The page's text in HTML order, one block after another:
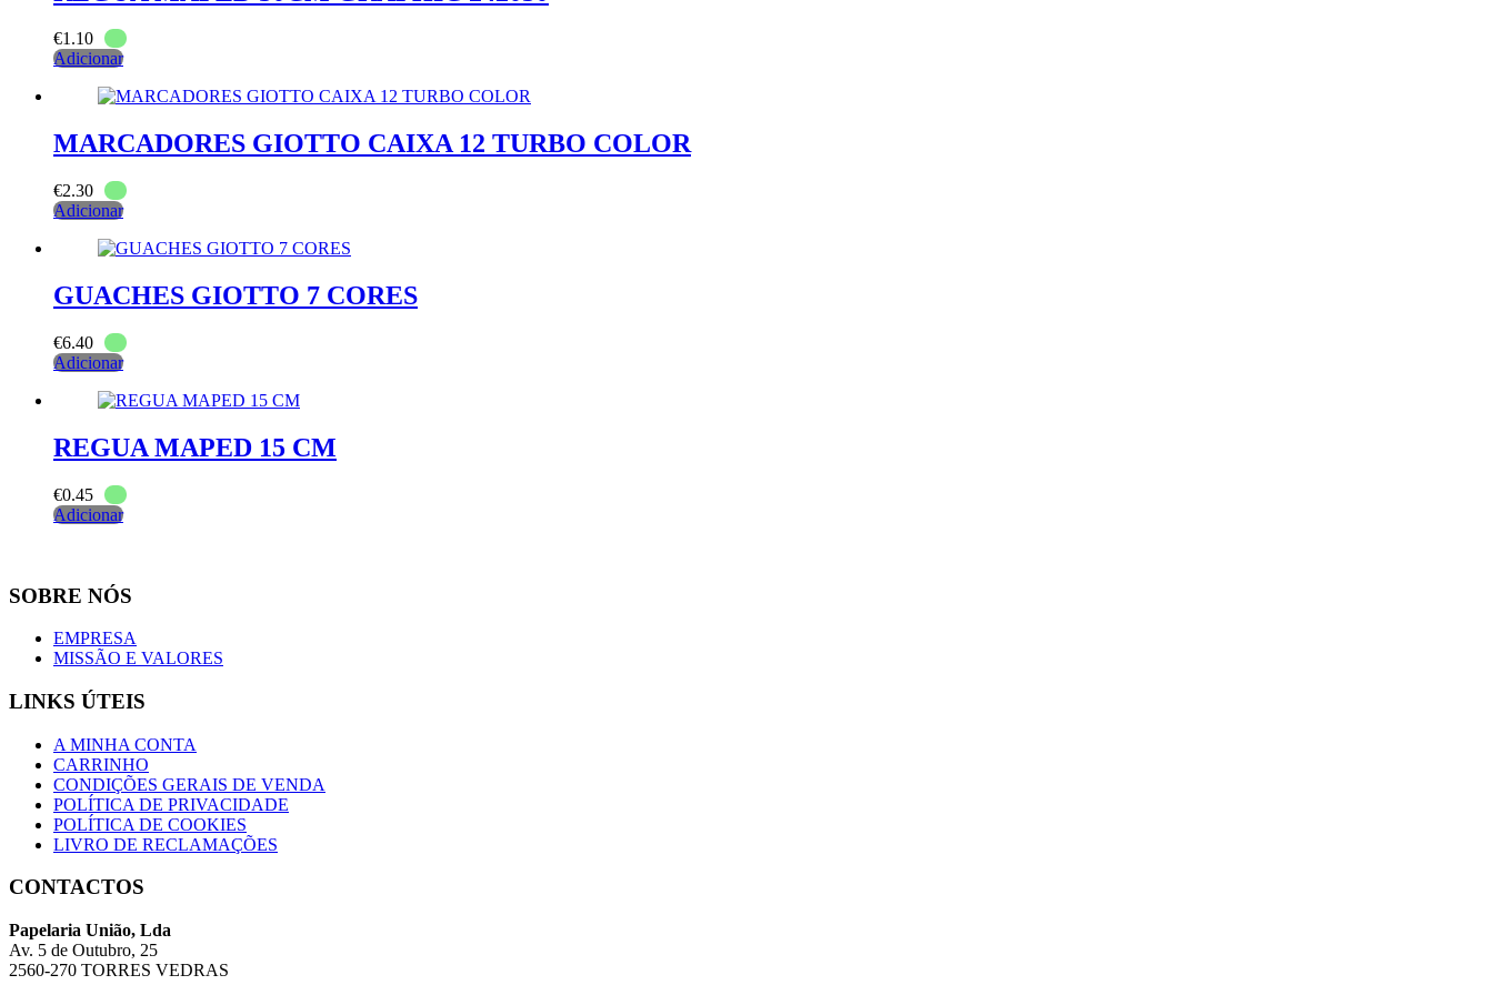
€1.10
Adicionar
MARCADORES GIOTTO CAIXA 12 TURBO COLOR
€2.30
Adicionar
GUACHES GIOTTO 7 CORES
€6.40
Adicionar
REGUA MAPED 15 CM
€0.45
Adicionar
SOBRE NÓS
EMPRESA
MISSÃO E VALORES
LINKS ÚTEIS
A MINHA CONTA
CARRINHO
CONDIÇÕES GERAIS DE VENDA
POLÍTICA DE PRIVACIDADE
POLÍTICA DE COOKIES
LIVRO DE RECLAMAÇÕES
CONTACTOS
Papelaria União, Lda
Av. 5 de Outubro, 25
2560-270 TORRES VEDRAS